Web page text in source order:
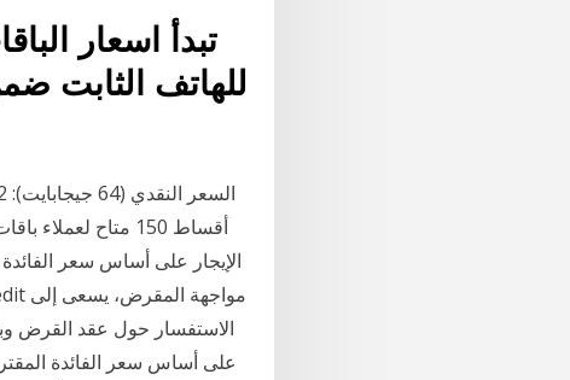
للهاتف الثابت
الإيجار على أساس سعر
الاستفسار حول عقد القرض